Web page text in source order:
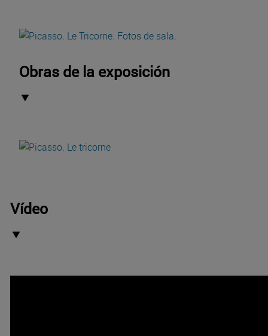
Obras de la exposición
Vídeo